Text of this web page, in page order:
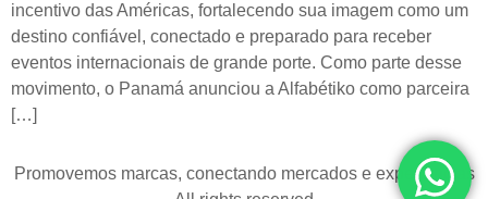
incentivo das Américas, fortalecendo sua imagem como um
destino confiável, conectado e preparado para receber
eventos internacionais de grande porte. Como parte desse
movimento, o Panamá anunciou a Alfabétiko como parceira
[…]
Promovemos marcas, conectando mercados e experiências